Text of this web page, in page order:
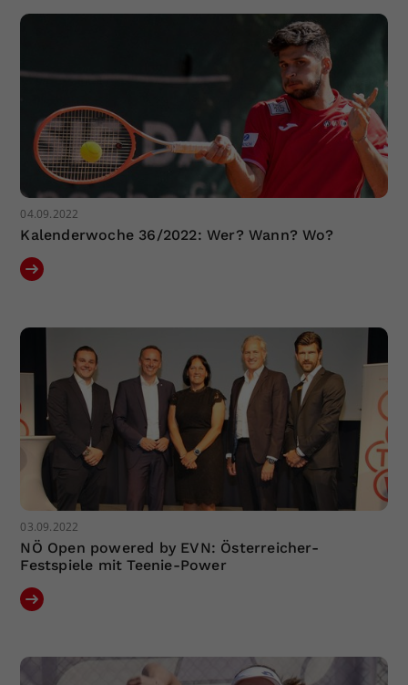
04.09.2022
Kalenderwoche 36/2022: Wer? Wann? Wo?
03.09.2022
NÖ Open powered by EVN: Österreicher-
Festspiele mit Teenie-Power